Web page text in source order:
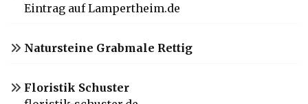
Eintrag auf Lampertheim.de
Natursteine Grabmale Rettig
Floristik Schuster